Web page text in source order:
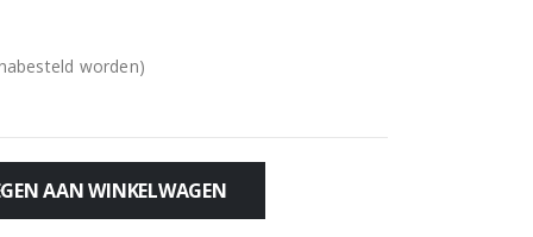
worden)
AAN WINKELWAGEN